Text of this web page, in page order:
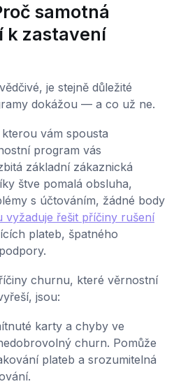
samotná
k zastavení
je stejně důležité
dokážou — a co už ne.
vám spousta
program vás
základní zákaznická
štve pomalá obsluha,
s účtováním, žádné body
vyžaduje řešit příčiny rušení
plateb, špatného
churnu, které věrnostní
jsou:
karty a chyby ve
churn. Pomůže
plateb a srozumitelná